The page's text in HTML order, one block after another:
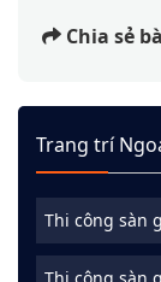
Chia sẻ
Trang trí
Thi công sàn